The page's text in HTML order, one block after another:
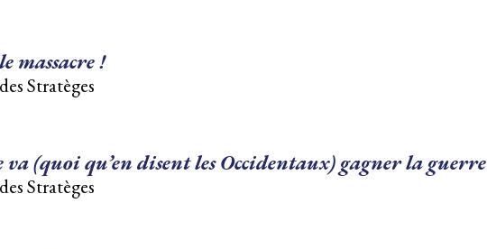
massacre !
Stratèges
(quoi qu’en disent les Occidentaux) gagner la guerre
Stratèges